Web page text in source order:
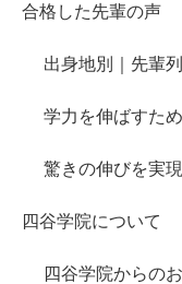
合格した先輩の声
出身地別｜先輩
学力を伸ばすた
驚きの伸びを実
四谷学院について
四谷学院からの